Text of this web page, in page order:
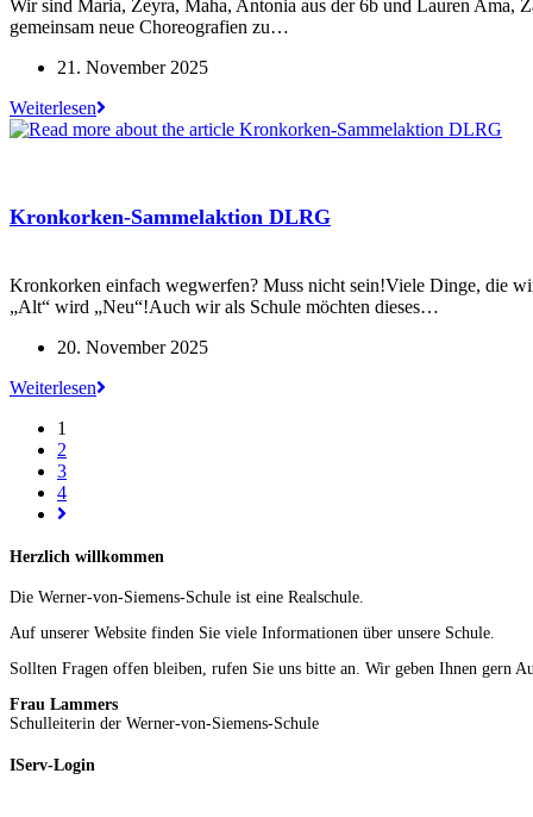
Wir sind Maria, Zeyra, Maha, Antonia aus der 6b und Lauren Ama,
gemeinsam neue Choreografien zu…
Beitrag
21. November 2025
WeiterlesenTanz
–
Kronkorken-Sammelaktion DLRG
Kronkorken einfach wegwerfen? Muss nicht sein!Viele Dinge, die
„Alt“ wird „Neu“!Auch wir als Schule möchten dieses…
Beitrag
20. November 2025
WeiterlesenKronkorken-
1
2
3
4
Gehe
nächsten
Herzlich willkommen
Die Werner-von-Siemens-Schule ist eine Realschule.
Auf unserer Website finden Sie viele Informationen über unsere Schule.
Sollten Fragen offen bleiben, rufen Sie uns bitte an. Wir geben Ihnen gern
Frau Lammers
Schulleiterin der Werner-von-Siemens-Schule
IServ-Login